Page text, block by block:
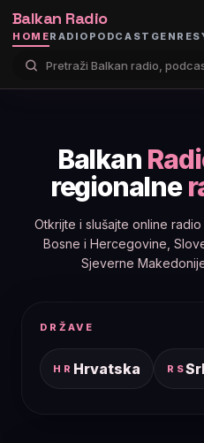
Balkan Radio
HOMERADIO PODCAST GENRES
Balkan
regionalne
Otkrijte i slušajte online
Bosne i Hercegovine,
Sjeverne
DRŽAVE
HR Hrvatska RS